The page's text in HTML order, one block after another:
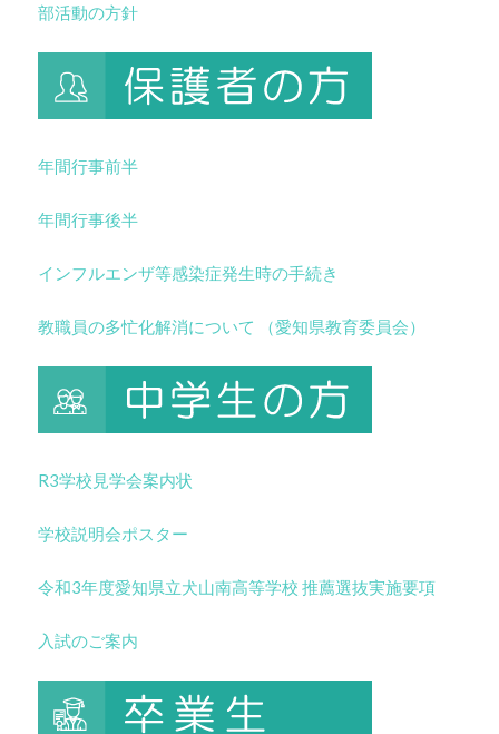
部活動の方針
年間行事前半
年間行事後半
インフルエンザ等感染症発生時の手続き
教職員の多忙化解消について （愛知県教育委員会）
R3学校見学会案内状
学校説明会ポスター
令和3年度愛知県立犬山南高等学校 推薦選抜実施要項
入試のご案内